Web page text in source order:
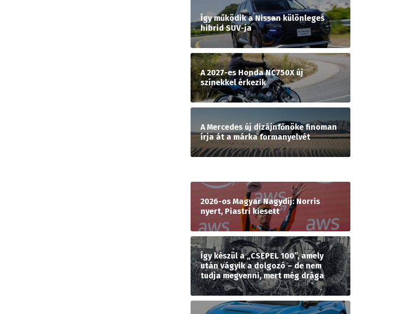
Így működik a Nissan különleges
hibrid SUV-ja
A 2027-es Honda NC750X új
színekkel érkezik
A Mercedes új dizájnfőnöke finoman
írja át a márka formanyelvét
2026-os Magyar Nagydíj: Norris
nyert, Piastri kiesett
Így készül a „CSEPEL 100”, amely
után vágyik a dolgozó – de nem
tudja megvenni, mert még drága